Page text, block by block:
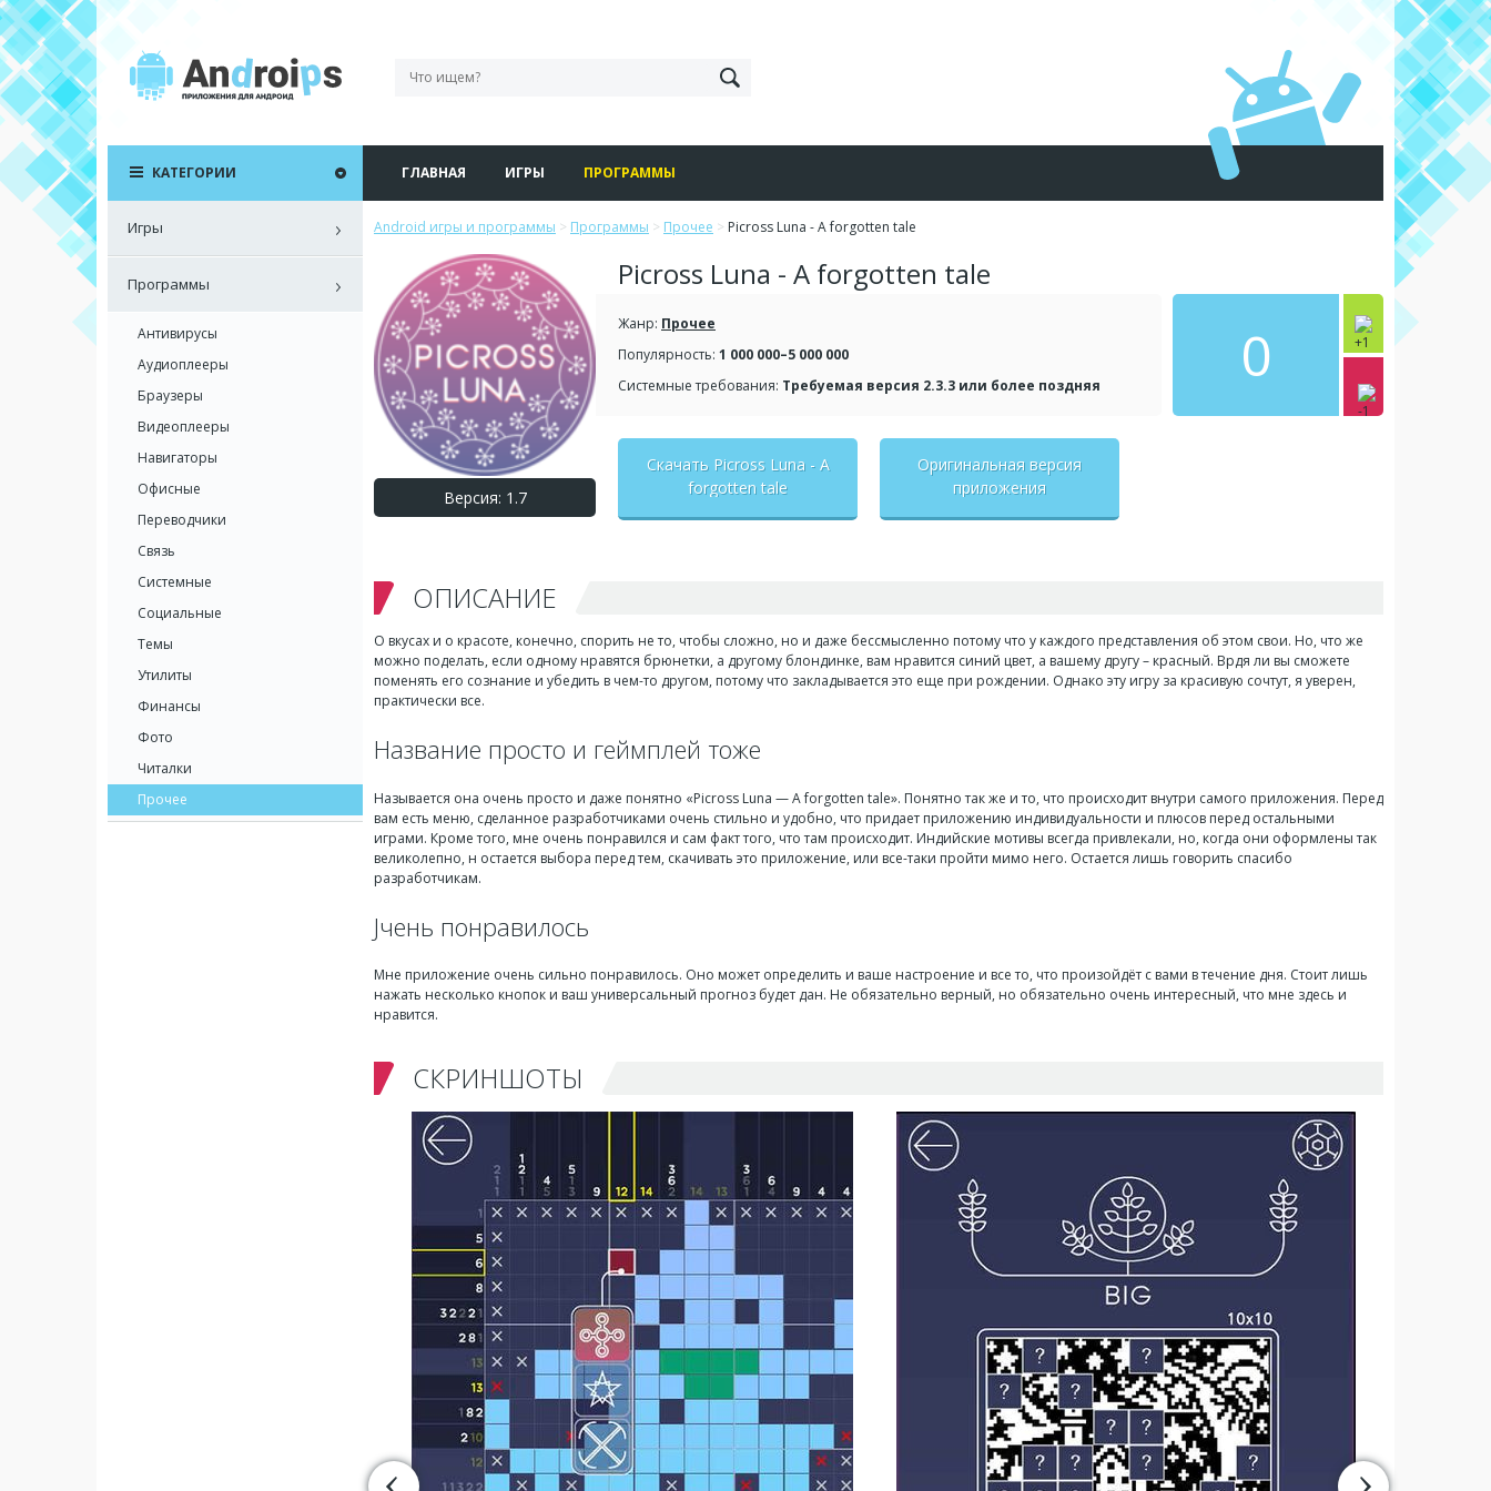
ГЛАВНАЯ ИГРЫ ПРОГРАММЫ
Android игры и программы > Программы > Прочее > Picross Luna - A forgotten tale
Версия: 1.7
Picross Luna - A forgotten tale
0
Жанр: Прочее
Популярность: 1 000 000–5 000 000
Системные требования: Требуемая версия 2.3.3 или более поздняя
Скачать Picross Luna - A
forgotten tale
Оригинальная версия
приложения
ОПИСАНИЕ
О вкусах и о красоте, конечно, спорить не то, чтобы сложно, но и даже бессмысленно потому что у каждого представления об этом свои. Но, что же
можно поделать, если одному нравятся брюнетки, а другому блондинке, вам нравится синий цвет, а вашему другу – красный. Врдя ли вы сможете
поменять его сознание и убедить в чем-то другом, потому что закладывается это еще при рождении. Однако эту игру за красивую сочтут, я уверен,
практически все.
Название просто и геймплей тоже
Называется она очень просто и даже понятно «Picross Luna — A forgotten tale». Понятно так же и то, что происходит внутри самого приложения. Перед
вам есть меню, сделанное разработчиками очень стильно и удобно, что придает приложению индивидуальности и плюсов перед остальными
играми. Кроме того, мне очень понравился и сам факт того, что там происходит. Индийские мотивы всегда привлекали, но, когда они оформлены так
великолепно, н остается выбора перед тем, скачивать это приложение, или все-таки пройти мимо него. Остается лишь говорить спасибо
разработчикам.
Jчень понравилось
Мне приложение очень сильно понравилось. Оно может определить и ваше настроение и все то, что произойдёт с вами в течение дня. Стоит лишь
нажать несколько кнопок и ваш универсальный прогноз будет дан. Не обязательно верный, но обязательно очень интересный, что мне здесь и
нравится.
СКРИНШОТЫ
КАТЕГОРИИ
Игры
Программы
Антивирусы
Аудиоплееры
Браузеры
Видеоплееры
Навигаторы
Офисные
Переводчики
Связь
Системные
Социальные
Темы
Утилиты
Финансы
Фото
Читалки
Прочее